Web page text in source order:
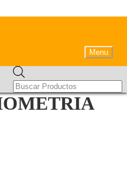
Menu
search